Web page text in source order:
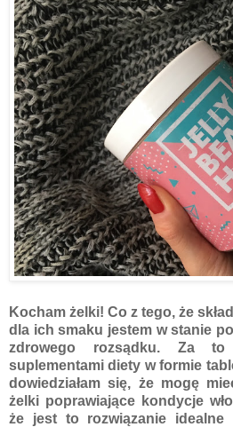
Kocham żelki! Co z tego, że
dla ich smaku jestem w stanie
zdrowego rozsądku. Za
suplementami diety w formie
dowiedziałam się, że mogę
żelki poprawiające kondycje
że jest to rozwiązanie idealne